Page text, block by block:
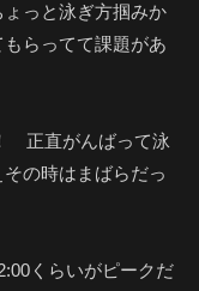
っと泳ぎ方掴みか
らってて課題があ
正直がんばって泳
の時はまばらだっ
くらいがピークだ